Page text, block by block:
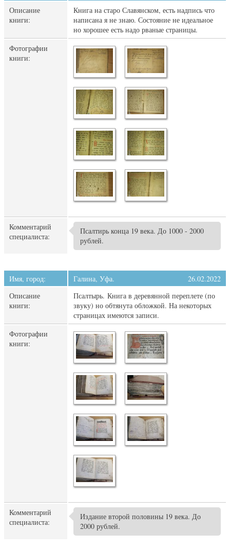
Описание
книги:
Книга на старо Славянском, есть надпись что
написана я не знаю. Состояние не идеальное
но хорошее есть надо рваные страницы.
Фотографии
книги:
Комментарий
специалиста:
Псалтирь конца 19 века. До 1000 - 2000
рублей.
Имя, город: Галина, Уфа.
26.02.2022
Описание
книги:
Псалтырь. Книга в деревянной переплете (по
звуку) но обтянута обложкой. На некоторых
страницах имеются записи.
Фотографии
книги:
Комментарий
специалиста:
Издание второй половины 19 века. До
2000 рублей.